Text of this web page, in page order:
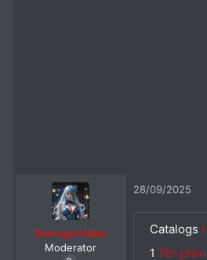
kimngonfake
Moderator
28/09/2025
Catalogs
1 Tên phim